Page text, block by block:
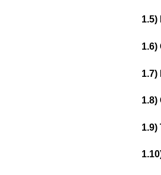
1.5)
1.7)
1.8)
1.9)